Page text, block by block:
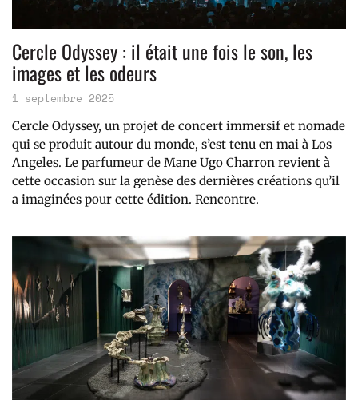
Cercle Odyssey : il était une fois le son, les
images et les odeurs
1 septembre 2025
Cercle Odyssey, un projet de concert immersif et nomade
qui se produit autour du monde, s’est tenu en mai à Los
Angeles. Le parfumeur de Mane Ugo Charron revient à
cette occasion sur la genèse des dernières créations qu’il
a imaginées pour cette édition. Rencontre.